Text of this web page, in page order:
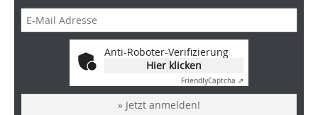
Anti-Roboter-Verifizierung
Hier klicken
FriendlyCaptcha ⇗
» Jetzt anmelden!